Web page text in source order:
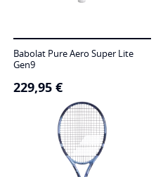
Babolat Pure Aero Super Lite
Gen9
229,95 €